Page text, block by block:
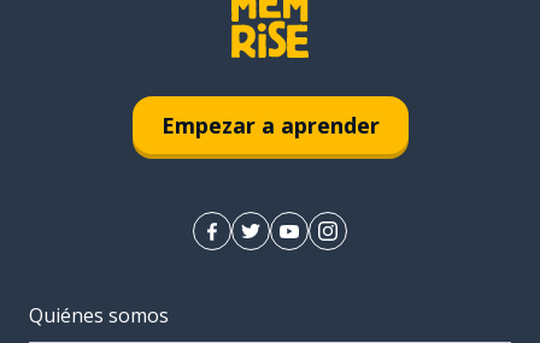
Empezar a aprender
Quiénes somos